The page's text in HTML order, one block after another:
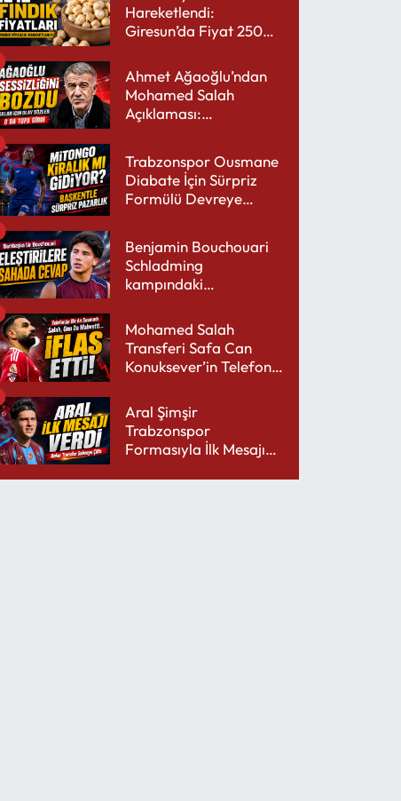
Hareketlendi:
Giresun’da Fiyat 250
Ahmet Ağaoğlu’ndan
Mohamed Salah
Açıklaması:
Trabzonspor Ousmane
Diabate İçin Sürpriz
Formülü Devreye
Benjamin Bouchouari
Schladming
kampındaki
Mohamed Salah
Transferi Safa Can
Konuksever’in Telefon
Aral Şimşir
Trabzonspor
Formasıyla İlk Mesajını